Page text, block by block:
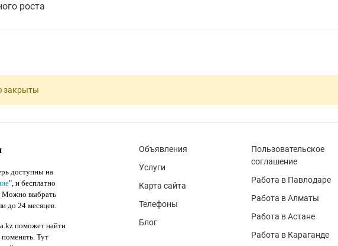
роста
закрыты
доступны на
", и бесплатно
Можно выбрать
до 24 месяцев.
поможет найти
Тут
Объявления
Услуги
Карта сайта
Телефоны
Блог
Пользовательское
соглашение
Работа в Павлодаре
Работа в Алматы
Работа в Астане
Работа в Караганде